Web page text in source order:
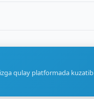
qulay platformada kuzatib